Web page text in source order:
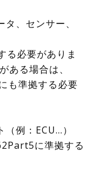
、センサー、
必要がありま
ある場合は、
も準拠する必要
例：ECU…）
に準拠する